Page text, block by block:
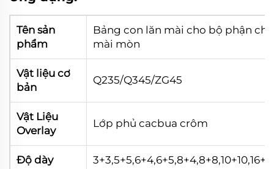
Tên sản
phẩm
Bảng con lăn mài cho bộ phận
mài mòn
Vật liệu cơ
bản
Q235/Q345/ZG45
Vật Liệu
Overlay
Lớp phủ cacbua crôm
Độ dày